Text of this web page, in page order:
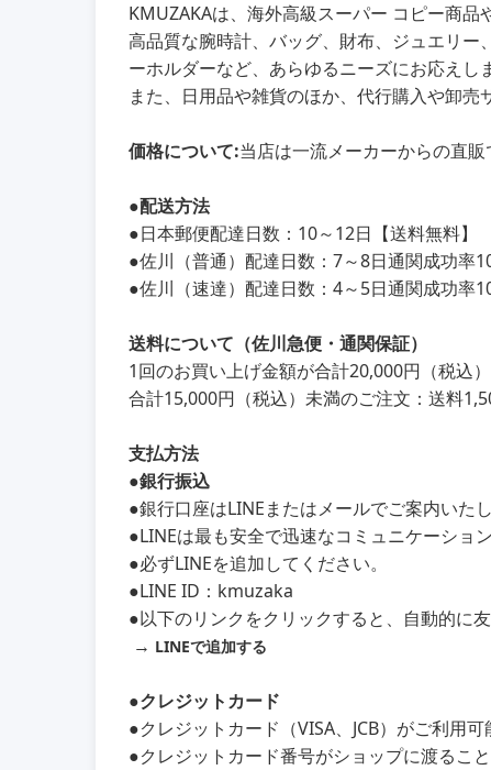
KMUZAKAは、海外高級スーパー コピー商品
高品質な腕時計、バッグ、財布、ジュエリ
ーホルダーなど、あらゆるニーズにお応えし
また、日用品や雑貨のほか、代行購入や卸売
価格について:当店は一流メーカーからの直
●配送方法
●日本郵便配達日数：10～12日【送料無料】
●佐川（普通）配達日数：7～8日通関成功率
●佐川（速達）配達日数：4～5日通関成功率
送料について（佐川急便・通関保証）
1回のお買い上げ金額が合計20,000円（税込
合計15,000円（税込）未満のご注文：送料
支払方法
●銀行振込
●銀行口座はLINEまたはメールでご案内いたし
●LINEは最も安全で迅速なコミュニケーション
●必ずLINEを追加してください。
●LINE ID：kmuzaka
●以下のリンクをクリックすると、自動的に友
→ LINEで追加する
●クレジットカード
●クレジットカード（VISA、JCB）がご利用可
●クレジットカード番号がショップに渡ること